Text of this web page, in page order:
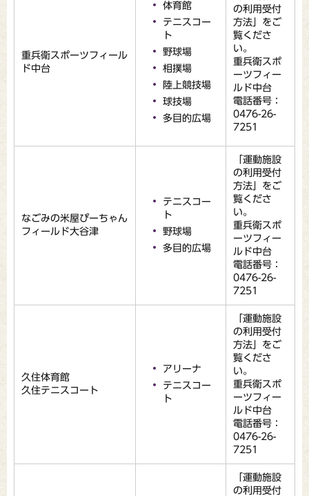
重兵衛スポーツフィール
ド中台
体育館
テニスコー
ト
野球場
相撲場
陸上競技場
球技場
多目的広場
の利用受付
方法」をご
覧くださ
い。
重兵衛スポ
ーツフィー
ルド中台
電話番号：
0476-26-
7251
なごみの米屋ぴーちゃん
フィールド大谷津
テニスコー
ト
野球場
多目的広場
「運動施設
の利用受付
方法」をご
覧くださ
い。
重兵衛スポ
ーツフィー
ルド中台
電話番号：
0476-26-
7251
久住体育館
久住テニスコート
アリーナ
テニスコー
ト
「運動施設
の利用受付
方法」をご
覧くださ
い。
重兵衛スポ
ーツフィー
ルド中台
電話番号：
0476-26-
7251
「運動施設
の利用受付